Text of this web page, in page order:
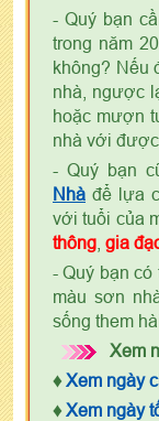
- Quý bạn
trong năm
không? Nếu
nhà, ngược
hoặc mượn
nhà với được
- Quý bạn
Nhà để lựa
với tuổi của
thông gia
- Quý bạn
màu sơn
sống them
Xem
♦ Xem ngày
♦ Xem ngày